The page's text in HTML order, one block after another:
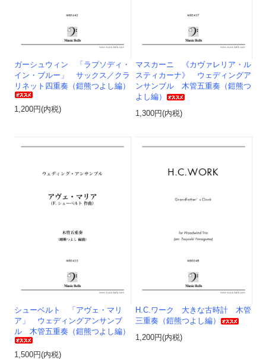
ガーシュウィン 「ラプソディ・
イン・ブルー」 サックス／クラ
リネット四重奏（鎧熊つよし編）
1,200円(内税)
マスカーニ 《カヴァレリア・ル
スティカーナ》 ウェディングア
ンサンブル 木管五重奏（鎧熊つ
よし編）
1,300円(内税)
シューベルト 「アヴェ・マリ
ア」 ウェディングアンサンブ
ル 木管五重奏（鎧熊つよし編）
1,500円(内税)
H.C.ワーク 大きな古時計 木管
三重奏（鎧熊つよし編）
1,200円(内税)